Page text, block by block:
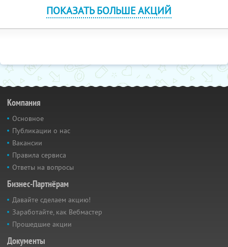
ПОКАЗАТЬ БОЛЬШЕ АКЦИЙ
Компания
Основное
Публикации о нас
Вакансии
Правила сервиса
Ответы на вопросы
Бизнес-Партнёрам
Давайте сделаем акцию!
Заработайте, как Вебмастер
Прошедшие акции
Документы